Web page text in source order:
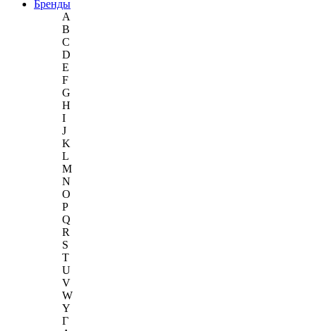
Бренды
A
B
C
D
E
F
G
H
I
J
K
L
M
N
O
P
Q
R
S
T
U
V
W
Y
Г